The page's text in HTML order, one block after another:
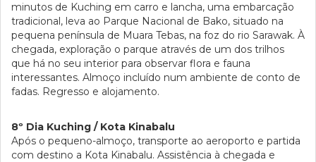
minutos de Kuching em carro e lancha, uma embarcação
tradicional, leva ao Parque Nacional de Bako, situado na
pequena península de Muara Tebas, na foz do rio Sarawak. À
chegada, exploração o parque através de um dos trilhos
que há no seu interior para observar flora e fauna
interessantes. Almoço incluído num ambiente de conto de
fadas. Regresso e alojamento.
8º Dia Kuching / Kota Kinabalu
Após o pequeno-almoço, transporte ao aeroporto e partida
com destino a Kota Kinabalu. Assistência à chegada e